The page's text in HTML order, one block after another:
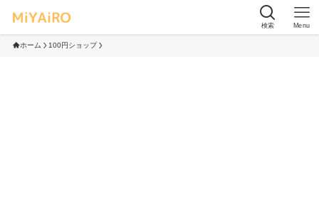
検索 Menu
ホーム 100円ショップ